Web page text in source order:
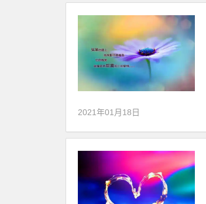
2021年01月18日